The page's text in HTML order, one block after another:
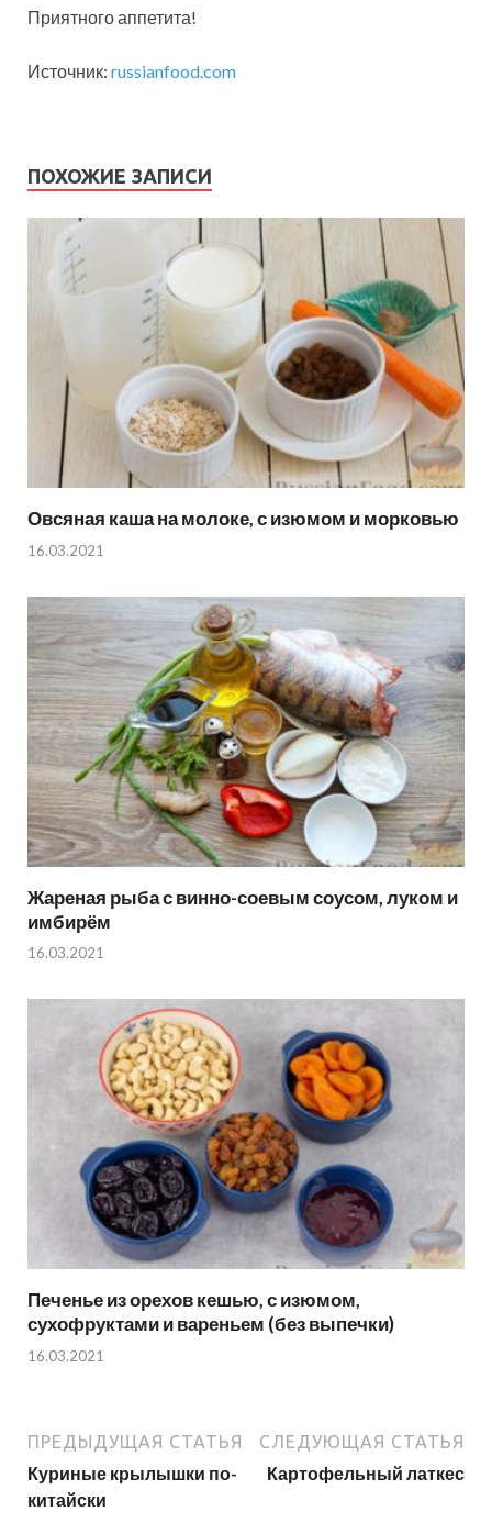
Приятного аппетита!
Источник: russianfood.com
ПОХОЖИЕ ЗАПИСИ
Овсяная каша на молоке, с изюмом и морковью
16.03.2021
Жареная рыба с винно-соевым соусом, луком и
имбирём
16.03.2021
Печенье из орехов кешью, с изюмом,
сухофруктами и вареньем (без выпечки)
16.03.2021
ПРЕДЫДУЩАЯ СТАТЬЯ
Куриные крылышки по-
китайски
СЛЕДУЮЩАЯ СТАТЬЯ
Картофельный латкес